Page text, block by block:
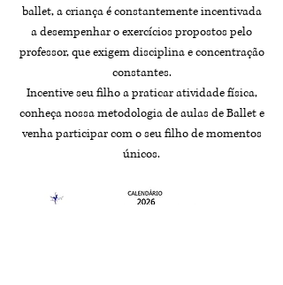
ballet, a criança é constantemente incentivada
a desempenhar o exercícios propostos pelo
professor, que exigem disciplina e concentração
constantes.
Incentive seu filho a praticar atividade física,
conheça nossa metodologia de aulas de Ballet e
venha participar com o seu filho de momentos
únicos.